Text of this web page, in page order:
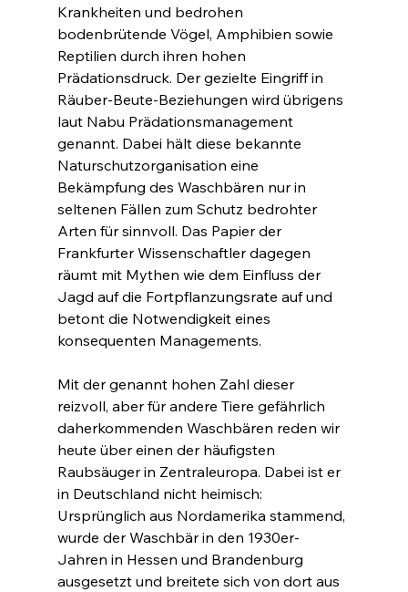
Krankheiten und bedrohen
bodenbrütende Vögel, Amphibien sowie
Reptilien durch ihren hohen
Prädationsdruck. Der gezielte Eingriff in
Räuber-Beute-Beziehungen wird übrigens
laut Nabu Prädationsmanagement
genannt. Dabei hält diese bekannte
Naturschutzorganisation eine
Bekämpfung des Waschbären nur in
seltenen Fällen zum Schutz bedrohter
Arten für sinnvoll. Das Papier der
Frankfurter Wissenschaftler dagegen
räumt mit Mythen wie dem Einfluss der
Jagd auf die Fortpflanzungsrate auf und
betont die Notwendigkeit eines
konsequenten Managements.
Mit der genannt hohen Zahl dieser
reizvoll, aber für andere Tiere gefährlich
daherkommenden Waschbären reden wir
heute über einen der häufigsten
Raubsäuger in Zentraleuropa. Dabei ist er
in Deutschland nicht heimisch:
Ursprünglich aus Nordamerika stammend,
wurde der Waschbär in den 1930er-
Jahren in Hessen und Brandenburg
ausgesetzt und breitete sich von dort aus